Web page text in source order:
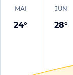
MAI
24°
JUN
28°